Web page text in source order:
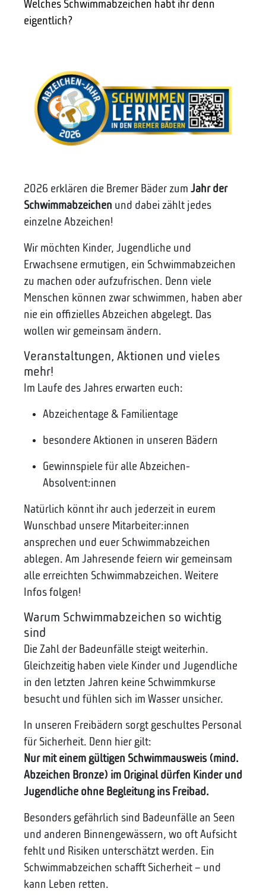
Welches Schwimmabzeichen habt ihr denn
eigentlich?
2026 erklären die Bremer Bäder zum Jahr der
Schwimmabzeichen und dabei zählt jedes
einzelne Abzeichen!
Wir möchten Kinder, Jugendliche und
Erwachsene ermutigen, ein Schwimmabzeichen
zu machen oder aufzufrischen. Denn viele
Menschen können zwar schwimmen, haben aber
nie ein offizielles Abzeichen abgelegt. Das
wollen wir gemeinsam ändern.
Veranstaltungen, Aktionen und vieles
mehr!
Im Laufe des Jahres erwarten euch:
Abzeichentage & Familientage
besondere Aktionen in unseren Bädern
Gewinnspiele für alle Abzeichen-
Absolvent:innen
Natürlich könnt ihr auch jederzeit in eurem
Wunschbad unsere Mitarbeiter:innen
ansprechen und euer Schwimmabzeichen
ablegen. Am Jahresende feiern wir gemeinsam
alle erreichten Schwimmabzeichen. Weitere
Infos folgen!
Warum Schwimmabzeichen so wichtig
sind
Die Zahl der Badeunfälle steigt weiterhin.
Gleichzeitig haben viele Kinder und Jugendliche
in den letzten Jahren keine Schwimmkurse
besucht und fühlen sich im Wasser unsicher.
In unseren Freibädern sorgt geschultes Personal
für Sicherheit. Denn hier gilt:
Nur mit einem gültigen Schwimmausweis (mind.
Abzeichen Bronze) im Original dürfen Kinder und
Jugendliche ohne Begleitung ins Freibad.
Besonders gefährlich sind Badeunfälle an Seen
und anderen Binnengewässern, wo oft Aufsicht
fehlt und Risiken unterschätzt werden. Ein
Schwimmabzeichen schafft Sicherheit – und
kann Leben retten.